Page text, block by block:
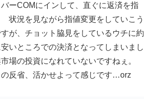
ーCOMにインして、直ぐに返済を指
状況を見ながら指値変更をしていこう
が、チョット脇見をしているウチに約
いところでの決済となってしまいまし
場の投資になれていないですねぇ。
反省、活かせよって感じです…orz